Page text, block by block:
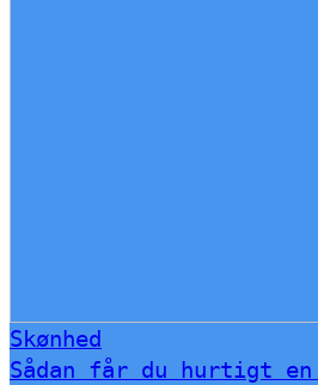
Skønhed
Sådan får du hurtigt